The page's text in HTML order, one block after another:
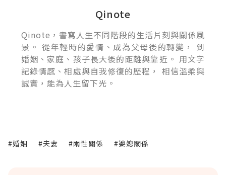
Qinote
Qinote，書寫人生不同階段的生活片刻與關係風
景。 從年輕時的愛情、成為父母後的轉變， 到
婚姻、家庭、孩子長大後的距離與靠近。 用文字
記錄情感、相處與自我修復的歷程， 相信溫柔與
誠實，能為人生留下光。
#婚姻 #夫妻 #兩性關係 #婆媳關係